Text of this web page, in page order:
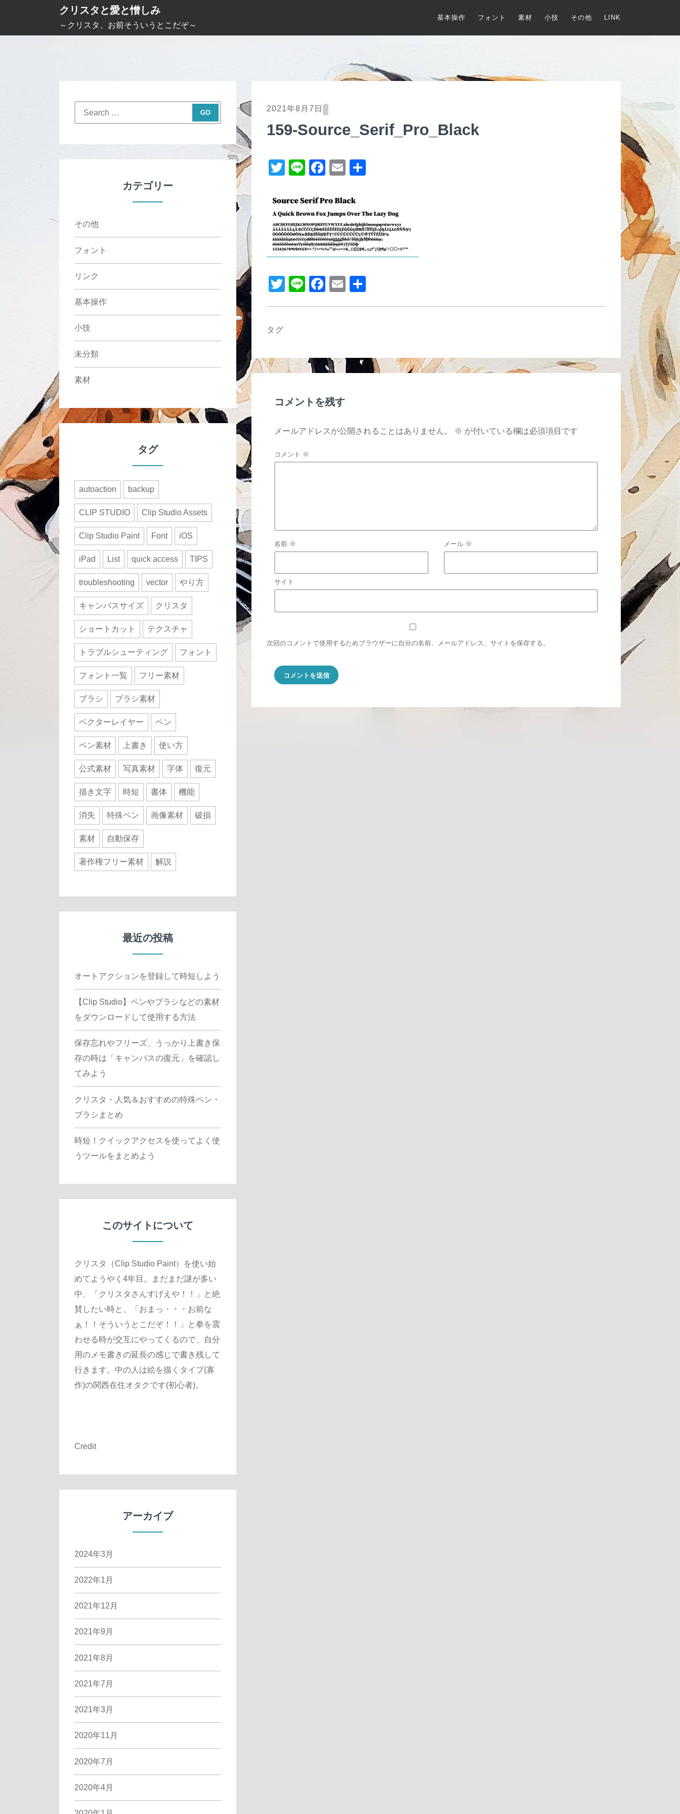
i
クリスタと愛と憎しみ
～クリスタ、お前そういうとこだぞ～
基本操作 フォント 素材 小技 その他 LINK
2021年8月7日
159-Source_Serif_Pro_Black
T
tt
er
Li
e
F
c
e
b
o
k
E
ail
T
Li
F
o
k
E
タグ
コメントを残す
メールアドレスが公開されることはありません。 ※ が付いている欄は必須項目です
コメント ※
名前 ※ メール ※
サイト
次回のコメントで使用するためブラウザーに自分の名前、メールアドレス、サイトを保存する。
カテゴリー
その他
フォント
リンク
基本操作
小技
未分類
素材
タグ
autoaction backup
CLIP STUDIO Clip Studio Assets
Clip Studio Paint Font iOS
iPad List quick access TIPS
troubleshooting vector やり方
キャンバスサイズ クリスタ
ショートカット テクスチャ
トラブルシューティング フォント
フォント一覧 フリー素材
ブラシ ブラシ素材
ベクターレイヤー ペン
ペン素材 上書き 使い方
公式素材 写真素材 字体 復元
描き文字 時短 書体 機能
消失 特殊ペン 画像素材 破損
素材 自動保存
著作権フリー素材 解説
最近の投稿
オートアクションを登録して時短しよう
【Clip Studio】ペンやブラシなどの素材
をダウンロードして使用する方法
保存忘れやフリーズ、うっかり上書き保
存の時は「キャンバスの復元」を確認し
てみよう
クリスタ・人気＆おすすめの特殊ペン・
ブラシまとめ
時短！クイックアクセスを使ってよく使
うツールをまとめよう
このサイトについて
クリスタ（Clip Studio Paint）を使い始
めてようやく4年目。まだまだ謎が多い
中、「クリスタさんすげえや！！」と絶
賛したい時と、「おまっ・・・お前な
ぁ！！そういうとこだぞ！！」と拳を震
わせる時が交互にやってくるので、自分
用のメモ書きの延長の感じで書き残して
行きます。中の人は絵を描くタイプ(寡
作)の関西在住オタクです(初心者)。
Credit
アーカイブ
2024年3月
2022年1月
2021年12月
2021年9月
2021年8月
2021年7月
2021年3月
2020年11月
2020年7月
2020年4月